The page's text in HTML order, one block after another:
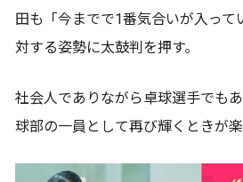
田も「今までで1番気合いが入って
対する姿勢に太鼓判を押す。
社会人でありながら卓球選手でも
球部の一員として再び輝くときが楽